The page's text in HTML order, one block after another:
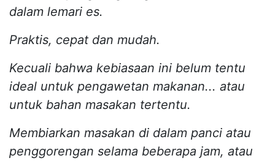
dalam lemari es.
Praktis, cepat dan mudah.
Kecuali bahwa kebiasaan ini belum tentu
ideal untuk pengawetan makanan... atau
untuk bahan masakan tertentu.
Membiarkan masakan di dalam panci atau
penggorengan selama beberapa jam, atau